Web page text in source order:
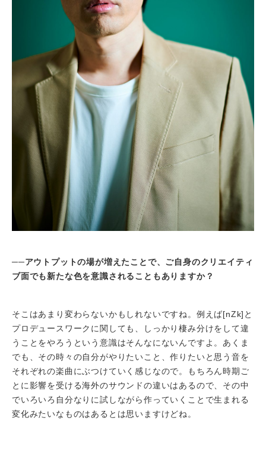
──アウトプットの場が増えたことで、ご自身のクリエイティ
ブ面でも新たな色を意識されることもありますか？
そこはあまり変わらないかもしれないですね。例えば[nZk]と
プロデュースワークに関しても、しっかり棲み分けをして違
うことをやろうという意識はそんなにないんですよ。あくま
でも、その時々の自分がやりたいこと、作りたいと思う音を
それぞれの楽曲にぶつけていく感じなので。もちろん時期ご
とに影響を受ける海外のサウンドの違いはあるので、その中
でいろいろ自分なりに試しながら作っていくことで生まれる
変化みたいなものはあるとは思いますけどね。